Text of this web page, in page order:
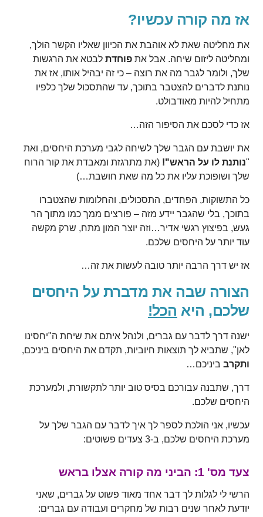
אז מה קורה עכשיו?
את מחליטה שאת לא אוהבת את הכיוון שאליו הקשר הולך,
ומחליטה ליזום שיחה. אבל אתפוחדתלבטא את הרגשות
שלך, ולומר לגבר מה את רוצה – כי זה יבהיל אותו, אז את
נותנת לדברים להצטבר בתוכך, עד שהתסכול שלך כלפיו
מתחיל להיות מאודבולט.
אז כדי לסכם את הסיפור הזה…
את יושבת עם הגבר שלך לשיחה לגבי מערכת היחסים, ואת
"נותנת לו על הראש"! (את מתרגזת ומאבדת את קור הרוח
שלך ושופוכת עליו את כל מה שאת חושבת…)
כל התשוקות, הפחדים, התסכולים, והחלומות שהצטברו
בתוכך, בלי שהגבר יידע מזה – פורצים ממך כמו מתוך הר
געש, בפיצוץ רגשי אדיר…וזה יוצר המון מתח, שרק מקשה
עוד יותר על היחסים שלכם.
אז יש דרך הרבה יותר טובה לעשות את זה…
הצורה שבה את מדברת על היחסים
שלכם, היא הכל!
ישנה דרך לדבר עם גברים, ולנהל איתם את שיחת ה"יחסינו
לאן", שתביא לך תוצאות חיוביות, תקדם את היחסים ביניכם,
ותקרב ביניכם…
דרך, שתבנה עבורכם בסיס טוב יותר לתקשורת, ולמערכת
היחסים שלכם.
עכשיו, אני הולכת לספר לך איך לדבר עם הגבר שלך על
מערכת היחסים שלכם, ב-3 צעדים פשוטים:
צעד מס' 1: הביני מה קורה אצלו בראש
הרשי לי לגלות לך דבר אחד מאוד פשוט על גברים, שאני
יודעת לאחר שנים רבות של מחקרים ועבודה עם גברים: